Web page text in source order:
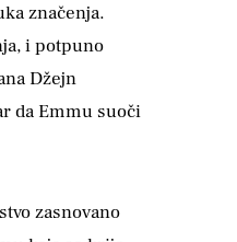
značenja.
i potpuno
Džejn
da Emmu suoči
zasnovano